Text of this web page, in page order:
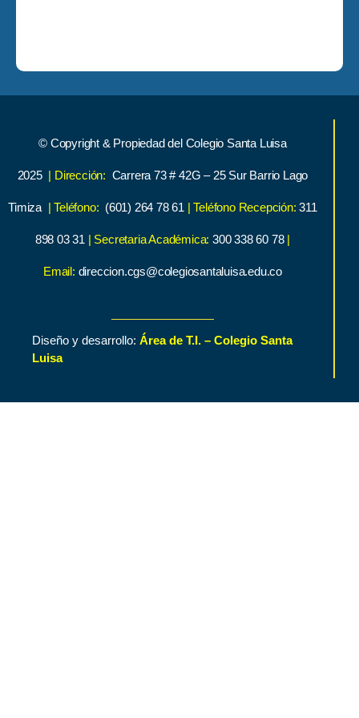
© Copyright & Propiedad del Colegio Santa Luisa
2025 | Dirección: Carrera 73 # 42G – 25 Sur Barrio Lago
Timiza | Teléfono: (601) 264 78 61 | Teléfono Recepción: 311
898 03 31 | Secretaria Académica:300 338 60 78 |
Email: direccion.cgs@colegiosantaluisa.edu.co
Diseño y desarrollo: Área de T.I. – Colegio Santa
Luisa